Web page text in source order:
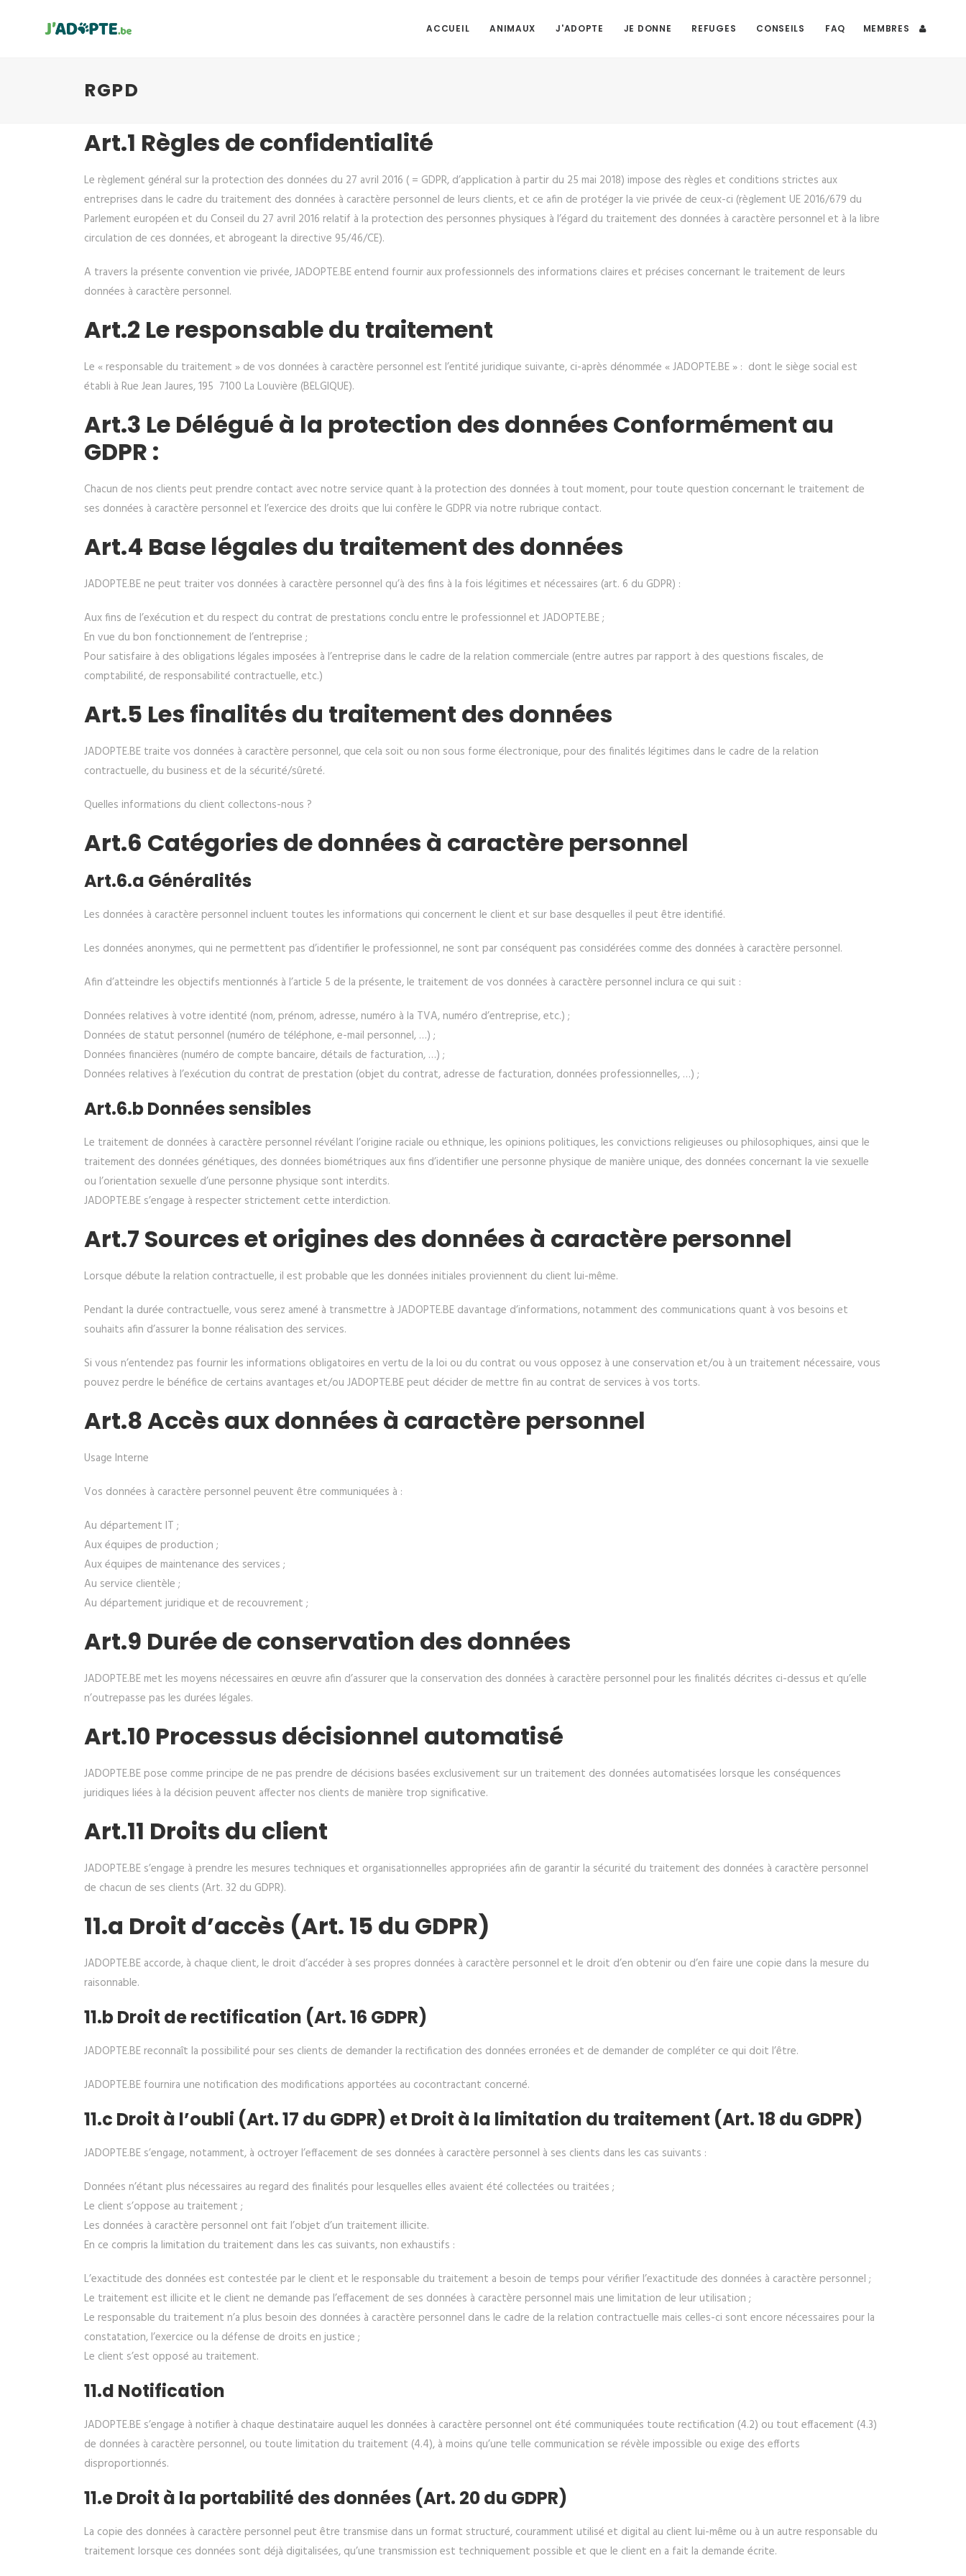
ACCUEIL ANIMAUX J'ADOPTE JE DONNE REFUGES CONSEILS FAQ MEMBRES
RGPD
Art.1 Règles de confidentialité
Le règlement général sur la protection des données du 27 avril 2016 ( = GDPR, d’application à partir du 25 mai 2018) impose des règles et conditions strictes aux
entreprises dans le cadre du traitement des données à caractère personnel de leurs clients, et ce afin de protéger la vie privée de ceux-ci (règlement UE 2016/679 du
Parlement européen et du Conseil du 27 avril 2016 relatif à la protection des personnes physiques à l’égard du traitement des données à caractère personnel et à la libre
circulation de ces données, et abrogeant la directive 95/46/CE).
A travers la présente convention vie privée, JADOPTE.BE entend fournir aux professionnels des informations claires et précises concernant le traitement de leurs
données à caractère personnel.
Art.2 Le responsable du traitement
Le « responsable du traitement » de vos données à caractère personnel est l’entité juridique suivante, ci-après dénommée « JADOPTE.BE » : dont le siège social est
établi à Rue Jean Jaures, 195 7100 La Louvière (BELGIQUE).
Art.3 Le Délégué à la protection des données Conformément au
GDPR :
Chacun de nos clients peut prendre contact avec notre service quant à la protection des données à tout moment, pour toute question concernant le traitement de
ses données à caractère personnel et l’exercice des droits que lui confère le GDPR via notre rubrique contact.
Art.4 Base légales du traitement des données
JADOPTE.BE ne peut traiter vos données à caractère personnel qu’à des fins à la fois légitimes et nécessaires (art. 6 du GDPR) :
Aux fins de l’exécution et du respect du contrat de prestations conclu entre le professionnel et JADOPTE.BE ;
En vue du bon fonctionnement de l’entreprise ;
Pour satisfaire à des obligations légales imposées à l’entreprise dans le cadre de la relation commerciale (entre autres par rapport à des questions fiscales, de
comptabilité, de responsabilité contractuelle, etc.)
Art.5 Les finalités du traitement des données
JADOPTE.BE traite vos données à caractère personnel, que cela soit ou non sous forme électronique, pour des finalités légitimes dans le cadre de la relation
contractuelle, du business et de la sécurité/sûreté.
Quelles informations du client collectons-nous ?
Art.6 Catégories de données à caractère personnel
Art.6.a Généralités
Les données à caractère personnel incluent toutes les informations qui concernent le client et sur base desquelles il peut être identifié.
Les données anonymes, qui ne permettent pas d’identifier le professionnel, ne sont par conséquent pas considérées comme des données à caractère personnel.
Afin d’atteindre les objectifs mentionnés à l’article 5 de la présente, le traitement de vos données à caractère personnel inclura ce qui suit :
Données relatives à votre identité (nom, prénom, adresse, numéro à la TVA, numéro d’entreprise, etc.) ;
Données de statut personnel (numéro de téléphone, e-mail personnel, …) ;
Données financières (numéro de compte bancaire, détails de facturation, …) ;
Données relatives à l’exécution du contrat de prestation (objet du contrat, adresse de facturation, données professionnelles, …) ;
Art.6.b Données sensibles
Le traitement de données à caractère personnel révélant l’origine raciale ou ethnique, les opinions politiques, les convictions religieuses ou philosophiques, ainsi que le
traitement des données génétiques, des données biométriques aux fins d’identifier une personne physique de manière unique, des données concernant la vie sexuelle
ou l’orientation sexuelle d’une personne physique sont interdits.
JADOPTE.BE s’engage à respecter strictement cette interdiction.
Art.7 Sources et origines des données à caractère personnel
Lorsque débute la relation contractuelle, il est probable que les données initiales proviennent du client lui-même.
Pendant la durée contractuelle, vous serez amené à transmettre à JADOPTE.BE davantage d’informations, notamment des communications quant à vos besoins et
souhaits afin d’assurer la bonne réalisation des services.
Si vous n’entendez pas fournir les informations obligatoires en vertu de la loi ou du contrat ou vous opposez à une conservation et/ou à un traitement nécessaire, vous
pouvez perdre le bénéfice de certains avantages et/ou JADOPTE.BE peut décider de mettre fin au contrat de services à vos torts.
Art.8 Accès aux données à caractère personnel
Usage Interne
Vos données à caractère personnel peuvent être communiquées à :
Au département IT ;
Aux équipes de production ;
Aux équipes de maintenance des services ;
Au service clientèle ;
Au département juridique et de recouvrement ;
Art.9 Durée de conservation des données
JADOPTE.BE met les moyens nécessaires en œuvre afin d’assurer que la conservation des données à caractère personnel pour les finalités décrites ci-dessus et qu’elle
n’outrepasse pas les durées légales.
Art.10 Processus décisionnel automatisé
JADOPTE.BE pose comme principe de ne pas prendre de décisions basées exclusivement sur un traitement des données automatisées lorsque les conséquences
juridiques liées à la décision peuvent affecter nos clients de manière trop significative.
Art.11 Droits du client
JADOPTE.BE s’engage à prendre les mesures techniques et organisationnelles appropriées afin de garantir la sécurité du traitement des données à caractère personnel
de chacun de ses clients (Art. 32 du GDPR).
11.a Droit d’accès (Art. 15 du GDPR)
JADOPTE.BE accorde, à chaque client, le droit d’accéder à ses propres données à caractère personnel et le droit d’en obtenir ou d’en faire une copie dans la mesure du
raisonnable.
11.b Droit de rectification (Art. 16 GDPR)
JADOPTE.BE reconnaît la possibilité pour ses clients de demander la rectification des données erronées et de demander de compléter ce qui doit l’être.
JADOPTE.BE fournira une notification des modifications apportées au cocontractant concerné.
11.c Droit à l’oubli (Art. 17 du GDPR) et Droit à la limitation du traitement (Art. 18 du GDPR)
JADOPTE.BE s’engage, notamment, à octroyer l’effacement de ses données à caractère personnel à ses clients dans les cas suivants :
Données n’étant plus nécessaires au regard des finalités pour lesquelles elles avaient été collectées ou traitées ;
Le client s’oppose au traitement ;
Les données à caractère personnel ont fait l’objet d’un traitement illicite.
En ce compris la limitation du traitement dans les cas suivants, non exhaustifs :
L’exactitude des données est contestée par le client et le responsable du traitement a besoin de temps pour vérifier l’exactitude des données à caractère personnel ;
Le traitement est illicite et le client ne demande pas l’effacement de ses données à caractère personnel mais une limitation de leur utilisation ;
Le responsable du traitement n’a plus besoin des données à caractère personnel dans le cadre de la relation contractuelle mais celles-ci sont encore nécessaires pour la
constatation, l’exercice ou la défense de droits en justice ;
Le client s’est opposé au traitement.
11.d Notification
JADOPTE.BE s’engage à notifier à chaque destinataire auquel les données à caractère personnel ont été communiquées toute rectification (4.2) ou tout effacement (4.3)
de données à caractère personnel, ou toute limitation du traitement (4.4), à moins qu’une telle communication se révèle impossible ou exige des efforts
disproportionnés.
11.e Droit à la portabilité des données (Art. 20 du GDPR)
La copie des données à caractère personnel peut être transmise dans un format structuré, couramment utilisé et digital au client lui-même ou à un autre responsable du
traitement lorsque ces données sont déjà digitalisées, qu’une transmission est techniquement possible et que le client en a fait la demande écrite.